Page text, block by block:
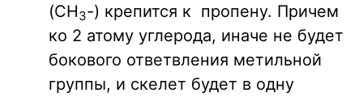
(CH3-) крепится к пропену. Причем
ко 2 атому углерода, иначе не будет
бокового ответвления метильной
группы, и скелет будет в одну